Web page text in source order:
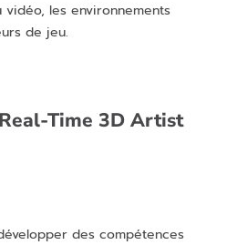
les environnements
de jeu.
Time 3D Artist
des compétences